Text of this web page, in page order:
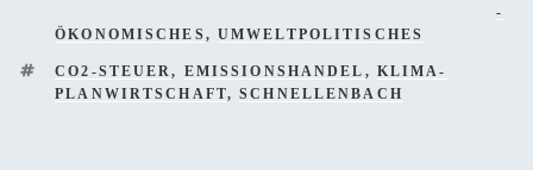
-
ÖKONOMISCHES , UMWELTPOLITISCHES
SCHLAGWÖRTER
CO2-STEUER, EMISSIONSHANDEL , KLIMA-
PLANWIRTSCHAFT,SCHNELLENBACH